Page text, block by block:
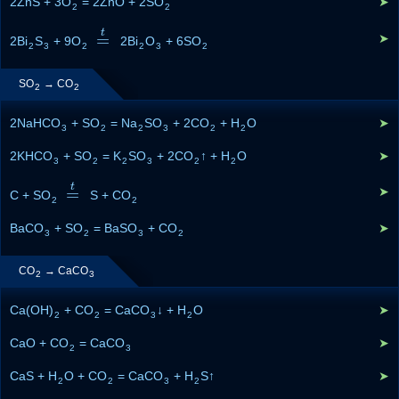
2 2
2Bi2S3 + 9O2 =
t
=t 2Bi2 O3 + 6SO2
➤
SO2 → CO2
2NaHCO3 + SO2 = Na2SO3 + 2CO2 + H2O ➤
2KHCO3 + SO2 = K2SO3 + 2CO2 ↑ + H2O ➤
C + SO2 =
t
=t S + CO2
➤
BaCO3 + SO2 = BaSO3 + CO2 ➤
CO2 → CaCO3
Ca(OH)2 + CO2 = CaCO3 ↓ + H2O ➤
CaO + CO2 = CaCO3 ➤
CaS + H2O + CO2 = CaCO3 + H2S↑ ➤